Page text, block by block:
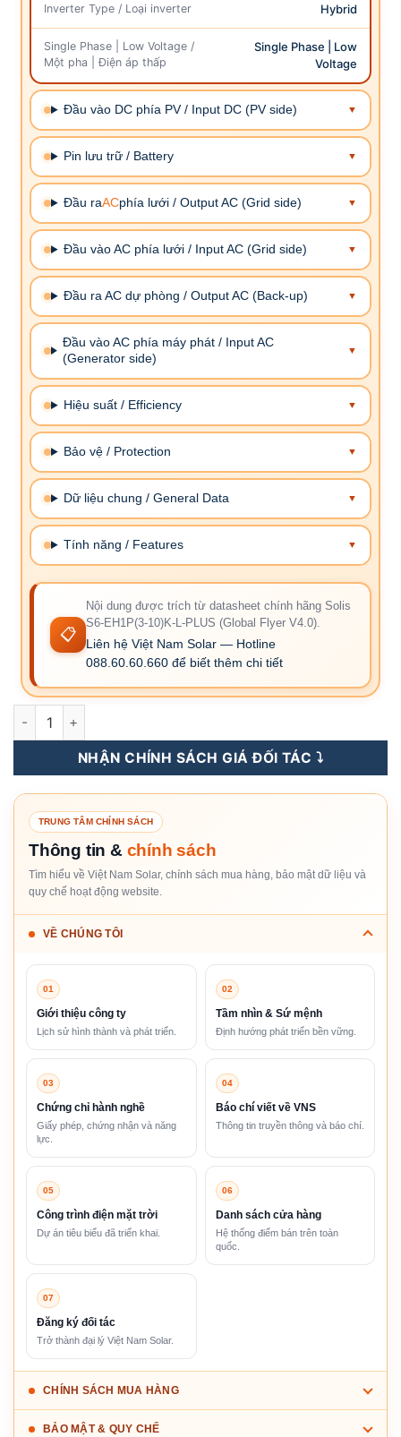
Inverter Type / Loại inverter Hybrid
Single Phase | Low Voltage /
Một pha | Điện áp thấp
Single Phase | Low
Voltage
Đầu vào DC phía PV / Input DC (PV side)
Pin lưu trữ / Battery
Đầu raACphía lưới / Output AC (Grid side)
Đầu vào AC phía lưới / Input AC (Grid side)
Đầu ra AC dự phòng / Output AC (Back-up)
Đầu vào AC phía máy phát / Input AC
(Generator side)
Hiệu suất / Efficiency
Bảo vệ / Protection
Dữ liệu chung / General Data
Tính năng / Features
📋
Nội dung được trích từ datasheet chính hãng Solis
S6-EH1P(3-10)K-L-PLUS (Global Flyer V4.0).
Liên hệ Việt Nam Solar — Hotline
088.60.60.660 để biết thêm chi tiết
S6-EH1P8K-L-PLUS - Inverter Hybrid Solis 8KW 1 Pha ( Áp
NHẬN CHÍNH SÁCH GIÁ ĐỐI TÁC ⤵️
TRUNG TÂM CHÍNH SÁCH
Thông tin & chính sách
Tìm hiểu về Việt Nam Solar, chính sách mua hàng, bảo mật dữ liệu và
quy chế hoạt động website.
VỀ CHÚNG TÔI
01
Giới thiệu công ty
Lịch sử hình thành và phát triển.
02
Tầm nhìn & Sứ mệnh
Định hướng phát triển bền vững.
03
Chứng chỉ hành nghề
Giấy phép, chứng nhận và năng
lực.
04
Báo chí viết về VNS
Thông tin truyền thông và báo chí.
05
Công trình điện mặt trời
Dự án tiêu biểu đã triển khai.
06
Danh sách cửa hàng
Hệ thống điểm bán trên toàn
quốc.
07
Đăng ký đối tác
Trở thành đại lý Việt Nam Solar.
CHÍNH SÁCH MUA HÀNG
BẢO MẬT & QUY CHẾ